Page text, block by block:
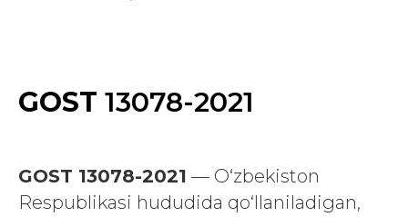
GOST 13078-2021
GOST 13078-2021 — O‘zbekiston
Respublikasi hududida qo‘llaniladigan,